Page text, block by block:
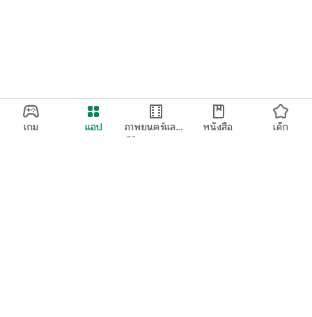
เกม แอป
ภาพยนตร์และ
ทีวี
หนังสือ เด็ก